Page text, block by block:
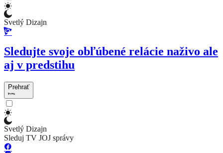
Svetlý Dizajn
Sledujte svoje obľúbené relácie naživo ale
aj v predstihu
Prehrať
Svetlý Dizajn
Sleduj TV JOJ správy